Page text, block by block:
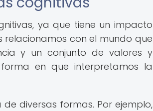
ya que tiene un impacto
relacionamos con el mundo que
y un conjunto de valores y
en que interpretamos la
diversas formas. Por ejemplo,